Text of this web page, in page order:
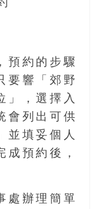
預約的步驟
要響「郊野
」，選擇入
會列出可供
並填妥個人
成預約後，
處辦理簡單